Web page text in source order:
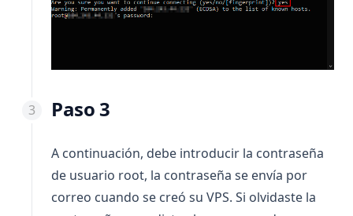
Paso 3
A continuación, debe introducir la contraseña
de usuario root, la contraseña se envía por
correo cuando se creó su VPS. Si olvidaste la